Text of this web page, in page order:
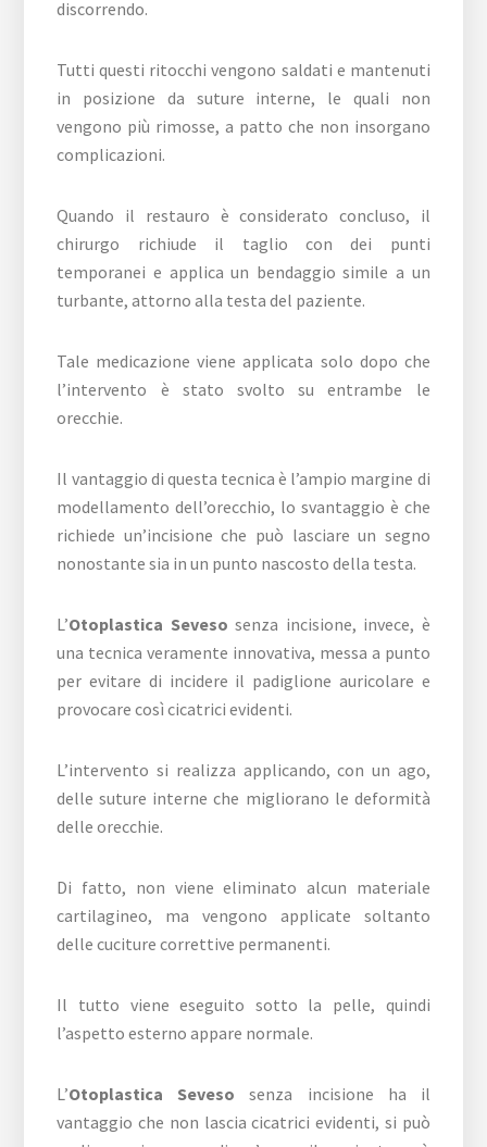
discorrendo.
Tutti questi ritocchi vengono saldati e mantenuti
in posizione da suture interne, le quali non
vengono più rimosse, a patto che non insorgano
complicazioni.
Quando il restauro è considerato concluso, il
chirurgo richiude il taglio con dei punti
temporanei e applica un bendaggio simile a un
turbante, attorno alla testa del paziente.
Tale medicazione viene applicata solo dopo che
l’intervento è stato svolto su entrambe le
orecchie.
Il vantaggio di questa tecnica è l’ampio margine di
modellamento dell’orecchio, lo svantaggio è che
richiede un’incisione che può lasciare un segno
nonostante sia in un punto nascosto della testa.
L’Otoplastica Seveso senza incisione, invece, è
una tecnica veramente innovativa, messa a punto
per evitare di incidere il padiglione auricolare e
provocare così cicatrici evidenti.
L’intervento si realizza applicando, con un ago,
delle suture interne che migliorano le deformità
delle orecchie.
Di fatto, non viene eliminato alcun materiale
cartilagineo, ma vengono applicate soltanto
delle cuciture correttive permanenti.
Il tutto viene eseguito sotto la pelle, quindi
l’aspetto esterno appare normale.
L’Otoplastica Seveso senza incisione ha il
vantaggio che non lascia cicatrici evidenti, si può